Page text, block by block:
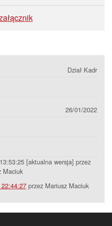
Dział Kadr
26/01/2022
[aktualna wersja] przez
Maciuk
przez Mariusz Maciuk